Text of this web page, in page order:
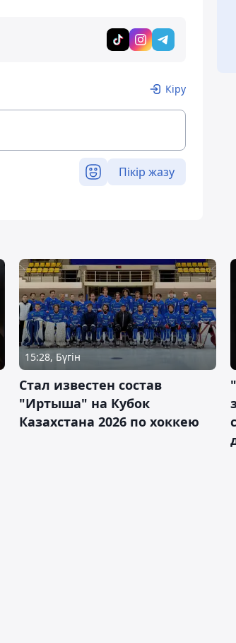
Кіру
Пікір жазу
15:28, Бүгін
Стал известен состав
"Иртыша" на Кубок
Казахстана 2026 по хоккею